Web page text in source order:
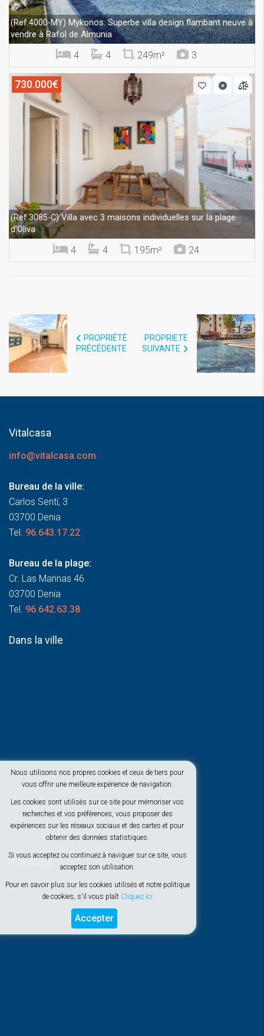
Nous utilisons nos propres cookies et ceux de tiers pour
vous offrir une meilleure expérience de navigation.
Les cookies sont utilisés sur ce site pour mémoriser vos
recherches et vos préférences, vous proposer des
expériences sur les réseaux sociaux et des cartes et pour
obtenir des données statistiques.
Si vous acceptez ou continuez à naviguer sur ce site, vous
acceptez son utilisation.
Pour en savoir plus sur les cookies utilisés et notre politique
de cookies, s'il vous plaît Cliquez ici
Accepter
(Ref.4000-MY) Mykonos. Superbe villa design flambant neuve à
vendre à Rafol de Almunia
4 4 249m² 3
730.000€
(Ref.3085-C)Villa avec 3 maisons individuelles sur la plage
d’Oliva
4 4 195m² 24
PROPRIÉTÉ
PRÉCÉDENTE
PROPRIETE
SUIVANTE
Vitalcasa
info@vitalcasa.com
Bureau de la ville:
Carlos Sentí, 3
03700 Denia
Tel. 96.643.17.22
Bureau de la plage:
Cr. Las Marinas 46
03700 Denia
Tel. 96.642.63.38
Dans la ville
À la plage